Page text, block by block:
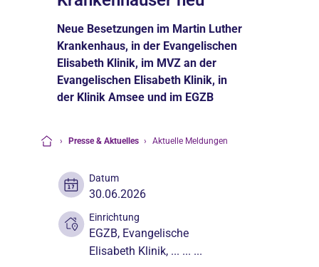
Neue Besetzungen im Martin Luther
Krankenhaus, in der Evangelischen
Elisabeth Klinik, im MVZ an der
Evangelischen Elisabeth Klinik, in
der Klinik Amsee und im EGZB
› Presse & Aktuelles › Aktuelle Meldungen
Datum
30.06.2026
Einrichtung
EGZB, Evangelische
Elisabeth Klinik, ... ... ...